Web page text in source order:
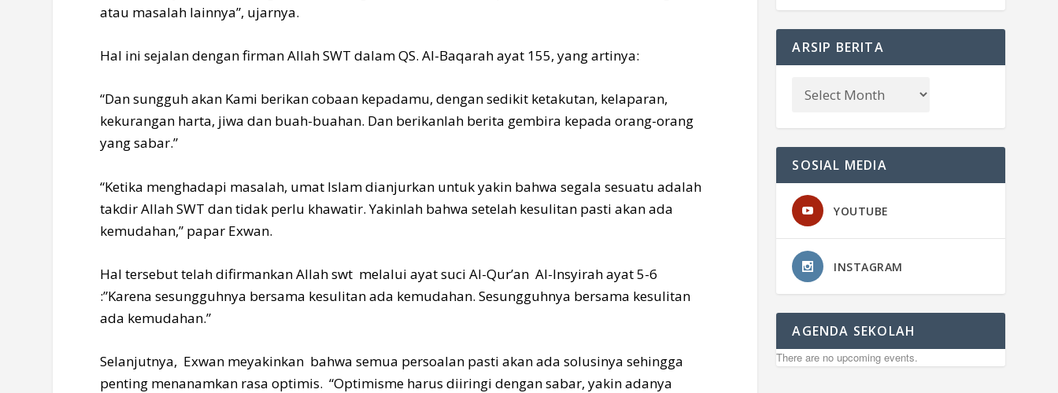
atau masalah lainnya”, ujarnya.
Hal ini sejalan dengan firman Allah SWT dalam QS. Al-Baqarah ayat 155, yang artinya:
“Dan sungguh akan Kami berikan cobaan kepadamu, dengan sedikit ketakutan, kelaparan,
kekurangan harta, jiwa dan buah-buahan. Dan berikanlah berita gembira kepada orang-orang
yang sabar.”
“Ketika menghadapi masalah, umat Islam dianjurkan untuk yakin bahwa segala sesuatu adalah
takdir Allah SWT dan tidak perlu khawatir. Yakinlah bahwa setelah kesulitan pasti akan ada
kemudahan,” papar Exwan.
Hal tersebut telah difirmankan Allah swt melalui ayat suci Al-Qur’an Al-Insyirah ayat 5-6
:”Karena sesungguhnya bersama kesulitan ada kemudahan. Sesungguhnya bersama kesulitan
ada kemudahan.”
Selanjutnya, Exwan meyakinkan bahwa semua persoalan pasti akan ada solusinya sehingga
penting menanamkan rasa optimis. “Optimisme harus diiringi dengan sabar, yakin adanya
ARSIP BERITA
SOSIAL MEDIA
YOUTUBE
INSTAGRAM
AGENDA SEKOLAH
There are no upcoming events.